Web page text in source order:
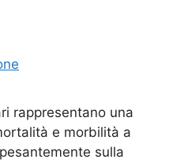
rappresentano una
e morbilità a
sulla